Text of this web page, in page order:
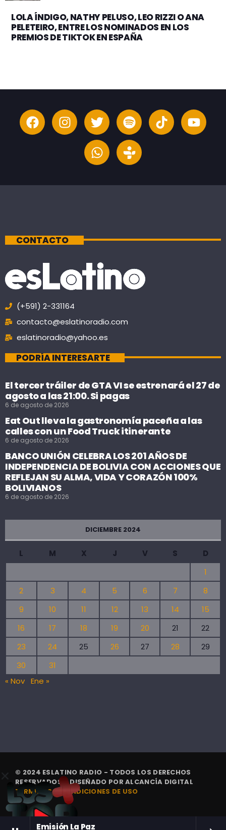
Emisión La Paz
LOLA ÍNDIGO, NATHY PELUSO, LEO RIZZI O ANA
PELETEIRO, ENTRE LOS NOMINADOS EN LOS
PREMIOS DE TIKTOK EN ESPAÑA
CONTACTO
(+591) 2-331164
contacto@eslatinoradio.com
eslatinoradio@yahoo.es
PODRÍA INTERESARTE
El tercer tráiler de GTA VI se estrenará el 27 de
agosto a las 21:00. Si pagas
6 de agosto de 2026
Eat Out lleva la gastronomía paceña a las
calles con un Food Truck itinerante
6 de agosto de 2026
BANCO UNIÓN CELEBRA LOS 201 AÑOS DE
INDEPENDENCIA DE BOLIVIA CON ACCIONES QUE
REFLEJAN SU ALMA, VIDA Y CORAZÓN 100%
BOLIVIANOS
6 de agosto de 2026
DICIEMBRE 2024
L M X J V S
D
1
2
3 4 5 6 7
8
9
10 11 12 13 14
15
16
17 18 19 20 21
22
23
24 25 26 27 28
29
30
31
« Nov Ene »
© 2024 ESLATINO RADIO - TODOS LOS DERECHOS
RESERVADOS. | DISEÑADO PORALCANCÍA DIGITAL
TÉRMINOS Y CONDICIONES DE USO